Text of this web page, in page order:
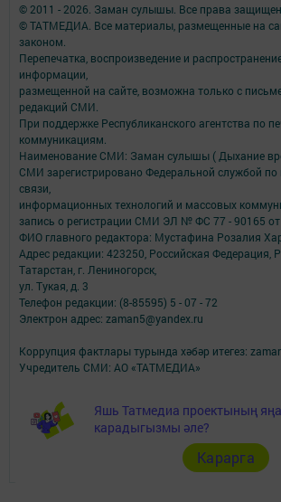
Яшь Татмедиа проектының
карадыгызмы әле?
Карарга
© 2011 - 2026. Заман сулышы. Все права
© ТАТМЕДИА. Все материалы, размещенные на
законом.
Перепечатка, воспроизведение и
информации,
размещенной на сайте, возможна только с
редакций СМИ.
При поддержке Республиканского агентства по
коммуникациям.
Наименование СМИ: Заман сулышы ( Дыхание
СМИ зарегистрировано Федеральной службой по
связи,
информационных технологий и массовых
запись о регистрации СМИ ЭЛ № ФС 77 - 90165 от
ФИО главного редактора: Мустафина Розалия
Адрес редакции: 423250, Российская Федерация,
Татарстан, г. Лениногорск,
ул. Тукая, д. 3
Телефон редакции: (8-85595) 5 - 07 - 72
Электрон адрес: zaman5@yandex.ru
Коррупция фактлары турында хәбәр итегез:
Учредитель СМИ: АО «ТАТМЕДИА»
Антикоррупционная политика
АО «ТАТМЕДИА» использует «cookie»для
удобства пользователей сайтом.
Использование «cookie» можно отменить в
Политика конфиденциальности